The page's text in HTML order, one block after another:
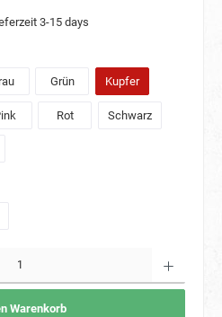
3-15 days
Grün Kupfer
Rot Schwarz
Warenkorb